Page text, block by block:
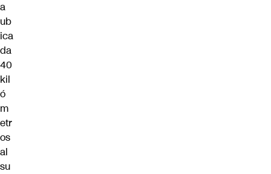
a
ub
ica
da
40
kil
ó
m
etr
os
al
su